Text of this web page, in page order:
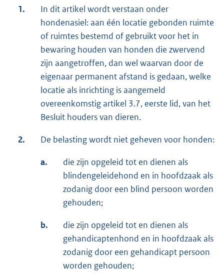
1.
In dit artikel wordt verstaan onder
hondenasiel: aan één locatie gebonden ruimte
of ruimtes bestemd of gebruikt voor het in
bewaring houden van honden die zwervend
zijn aangetroffen, dan wel waarvan door de
eigenaar permanent afstand is gedaan, welke
locatie als inrichting is aangemeld
overeenkomstig artikel 3.7, eerste lid, van het
Besluit houders van dieren.
2. De belasting wordt niet geheven voor honden:
a.
die zijn opgeleid tot en dienen als
blindengeleidehond en in hoofdzaak als
zodanig door een blind persoon worden
gehouden;
b.
die zijn opgeleid tot en dienen als
gehandicaptenhond en in hoofdzaak als
zodanig door een gehandicapt persoon
worden gehouden;